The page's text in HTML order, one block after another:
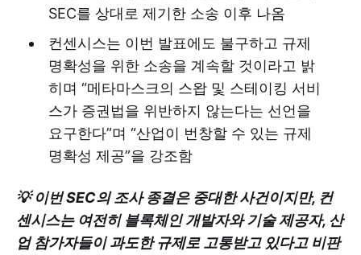
SEC를 상대로 제기한 소송 이후 나옴
컨센시스는 이번 발표에도 불구하고 규제
명확성을 위한 소송을 계속할 것이라고 밝
히며 “메타마스크의 스왑 및 스테이킹 서비
스가 증권법을 위반하지 않는다는 선언을
요구한다”며 “산업이 번창할 수 있는 규제
명확성 제공”을 강조함
💡 이번 SEC의 조사 종결은 중대한 사건이지만, 컨
센시스는 여전히 블록체인 개발자와 기술 제공자, 산
업 참가자들이 과도한 규제로 고통받고 있다고 비판